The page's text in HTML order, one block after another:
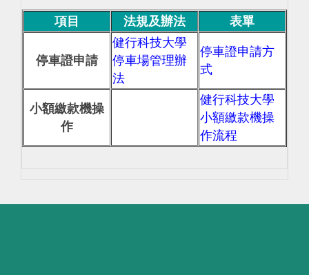
項目 法規及辦法 表單
停車證申請
健行科技大學
停車場管理辦
法
停車證申請方
式
小額繳款機操
作
健行科技大學
小額繳款機操
作流程